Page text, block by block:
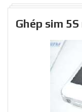
Ghép sim